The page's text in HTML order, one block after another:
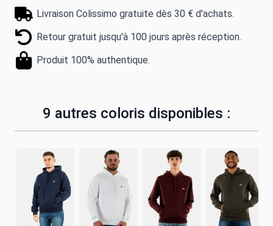
Livraison Colissimo gratuite dès 30 € d'achats.
Retour gratuit jusqu'à 100 jours après réception.
Produit 100% authentique.
9 autres coloris disponibles :